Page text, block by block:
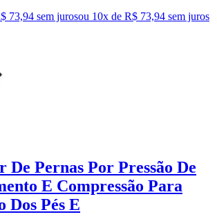
73,94 sem jurosou 10x de R$ 73,94 sem juros
De Pernas Por Pressão De
E Compressão Para
Dos Pés E